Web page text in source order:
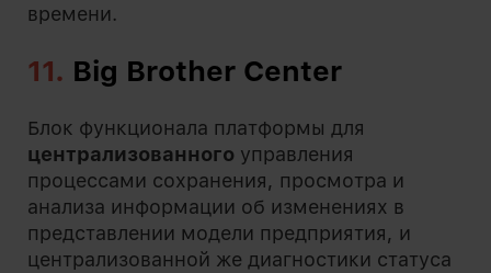
времени.
11. Big Brother Center
Блок функционала платформы для
централизованного управления
процессами сохранения, просмотра и
анализа информации об изменениях в
представлении модели предприятия, и
централизованной же диагностики статуса